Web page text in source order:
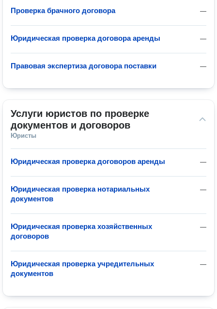
—
Проверка брачного договора
—
Юридическая проверка договора аренды
—
Правовая экспертиза договора поставки
Услуги юристов по проверке
документов и договоров
Юристы
—
Юридическая проверка договоров аренды
—
Юридическая проверка нотариальных
документов
—
Юридическая проверка хозяйственных
договоров
—
Юридическая проверка учредительных
документов